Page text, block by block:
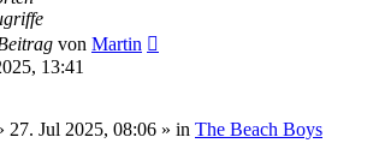
von Martin
13:41
27. Jul 2025, 08:06 » in The Beach Boys